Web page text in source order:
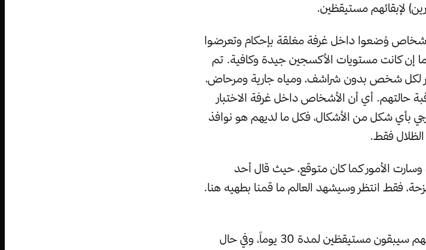
لإبقائهم مستيقظين.
وُضعوا داخل غرفة مغلقة بإحكام وتعرضوا
ما إن كانت مستويات الأكسجين جيدة وكافية. تم
لكل شخص بدون شراشف، ومياه جارية ومرحاض،
حالتهم. أي أن الأشخاص داخل غرفة الاختبار
بأي شكل من الأشكال، فكل ما لديهم هو نوافذ
وسارت الأمور كما كان متوقع، حيث قال أحد
فقط انتظر وسيشهد العالم ما قمنا بطهيه هنا.
أخبر الباحثون المشاركون في هذا الاختبار أنهم سيبقون مستيقظين لمدة 30 يوماً، وفي حال